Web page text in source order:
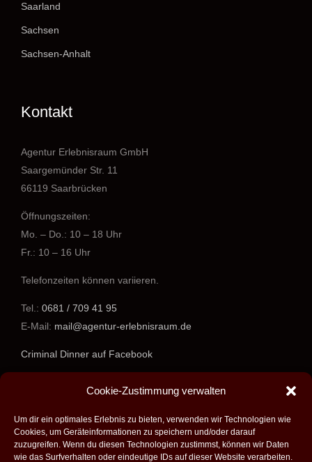
Cookie-Zustimmung verwalten
Um dir ein optimales Erlebnis zu bieten, verwenden wir Technologien wie
Cookies, um Geräteinformationen zu speichern und/oder darauf
zuzugreifen. Wenn du diesen Technologien zustimmst, können wir Daten
wie das Surfverhalten oder eindeutige IDs auf dieser Website verarbeiten.
Saarland
Sachsen
Sachsen-Anhalt
Kontakt
Agentur Erlebnisraum GmbH
Saargemünder Str. 11
66119 Saarbrücken
Öffnungszeiten:
Mo. – Do.: 10 – 18 Uhr
Fr.: 10 – 16 Uhr
Telefonzeiten können variieren.
Tel.: 0681 / 709 41 95
E-Mail: mail@agentur-erlebnisraum.de
Criminal Dinner auf Facebook